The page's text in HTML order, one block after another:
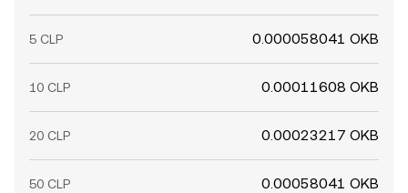
5 CLP 0.000058041 OKB
10 CLP 0.00011608 OKB
20 CLP 0.00023217 OKB
50 CLP 0.00058041 OKB